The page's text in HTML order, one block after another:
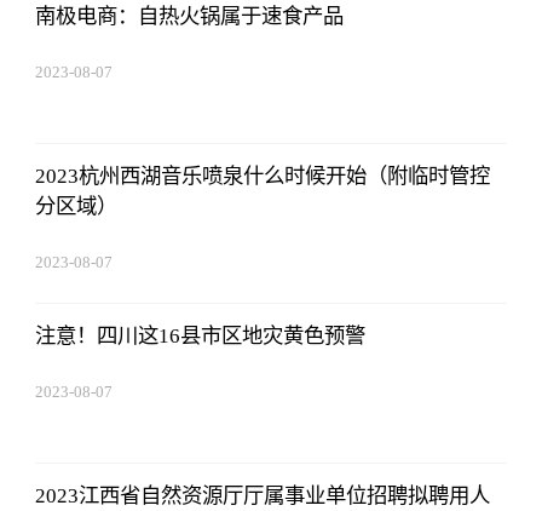
南极电商：自热火锅属于速食产品
2023-08-07
2023杭州西湖音乐喷泉什么时候开始（附临时管控
分区域）
2023-08-07
注意！四川这16县市区地灾黄色预警
2023-08-07
2023江西省自然资源厅厅属事业单位招聘拟聘用人